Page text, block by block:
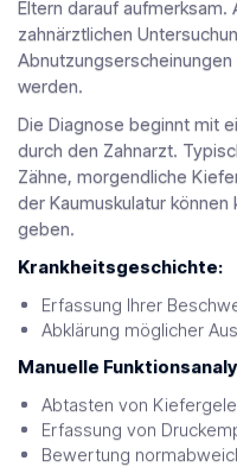
Eltern darauf
zahnärztlichen
werden.
Die Diagnose beginnt mit
durch den Zahnarzt.
Zähne, morgendliche
der Kaumuskulatur können
geben.
Krankheitsgeschichte:
Erfassung Ihrer
Abklärung möglicher
Manuelle
Abtasten von
Erfassung von
Bewertung